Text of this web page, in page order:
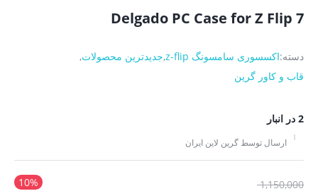
Delgado PC Case for Z Flip 7
دسته:اکسسوری سامسونگ z-flip ,جدیدترین محصولات,
قاب و کاور گرین
2 در انبار
ارسال توسط گرین لاین ایران
10% 1,150,000قیمت